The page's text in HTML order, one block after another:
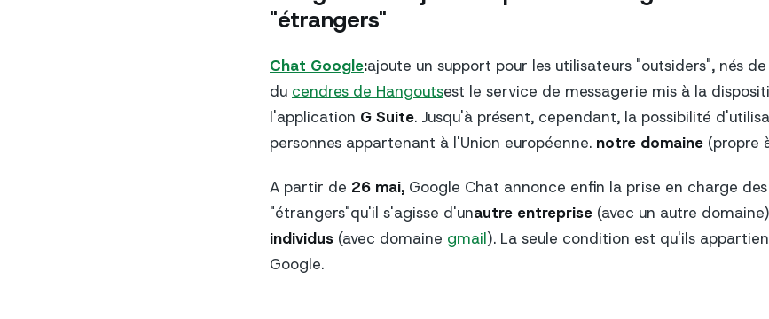
"étrangers"
Chat Google:ajoute un support pour les utilisateurs "outsiders", nés
du cendres de Hangoutsest le service de messagerie mis à la
l'application G Suite. Jusqu'à présent, cependant, la possibilité
personnes appartenant à l'Union européenne. notre domaine (propre
A partir de 26 mai, Google Chat annonce enfin la prise en charge
"étrangers"qu'il s'agisse d'unautre entreprise (avec un autre
individus (avec domaine gmail). La seule condition est qu'ils
Google.